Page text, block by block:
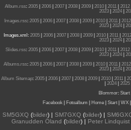
Album.rss: 2005 2006 2007 2008 2009 2010 2011 2012
2023| 2024|
Images.rss: 2005| 2006| 2007| 2008| 2009| 2010| 2011| 2012|
2023| 2024|
Images.xml: 2005| 2006| 2007| 2008| 2009| 2010| 2011| 2012
2023| 2024|
Slides.rss: 2005| 2006| 2007| 2008| 2009| 2010| 2011| 2012|
2023| 2024|
Albums.rss: 2005 2006 2007 2008 2009 2010 2011 2012
2023| 2024|
Album Sitemap: 2005| 2006| 2007| 2008| 2009| 2010| 2011|
2024| 2025|
Blommor: Start
Facebook| Fotoalbum Home| Start| WX|
SM5GXQ(bilder) | SM7GXQ(bilder) |
Granudden Öland (bilder) | Peter Lindquist